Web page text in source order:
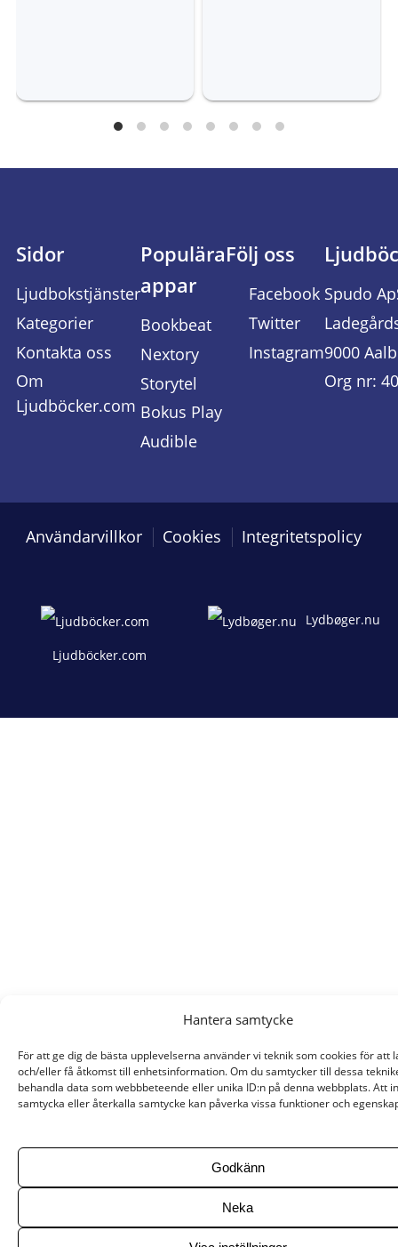
Hantera samtycke
För att ge dig de bästa upplevelserna använder vi teknik som cookies för att
och/eller få åtkomst till enhetsinformation. Om du samtycker till dessa
behandla data som webbbeteende eller unika ID:n på denna webbplats. Att
samtycka eller återkalla samtycke kan påverka vissa funktioner och
Godkänn
Neka
Sidor
Ljudbokstjänster
Kategorier
Kontakta oss
Om
Ljudböcker.com
Populära
appar
Bookbeat
Nextory
Storytel
Bokus Play
Audible
Följ oss
Facebook
Twitter
Instagram
Spudo
9000
Org nr:
Användarvillkor Cookies Integritetspolicy
Ljudböcker.com
Lydbøger.nu